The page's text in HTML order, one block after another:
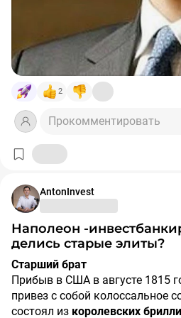
40-летний Жан-Кристоф
Он является
брата Жерома.
Жан-Кристоф
окончил Гарвардскую школу
успешным инвестиционным
💜 Примечательно, что в 2019
графине Олимпии фон унд цу
является праправнучкой
Австрии, тем самым повторив
Австрийской.
2
Прокомментировать
AntonInvest
Наполеон -инвестбанкир? Или куда
делись старые элиты?
Старший брат
Прибыв в США в августе 1815
привез с собой колоссальное
состоял из королевских